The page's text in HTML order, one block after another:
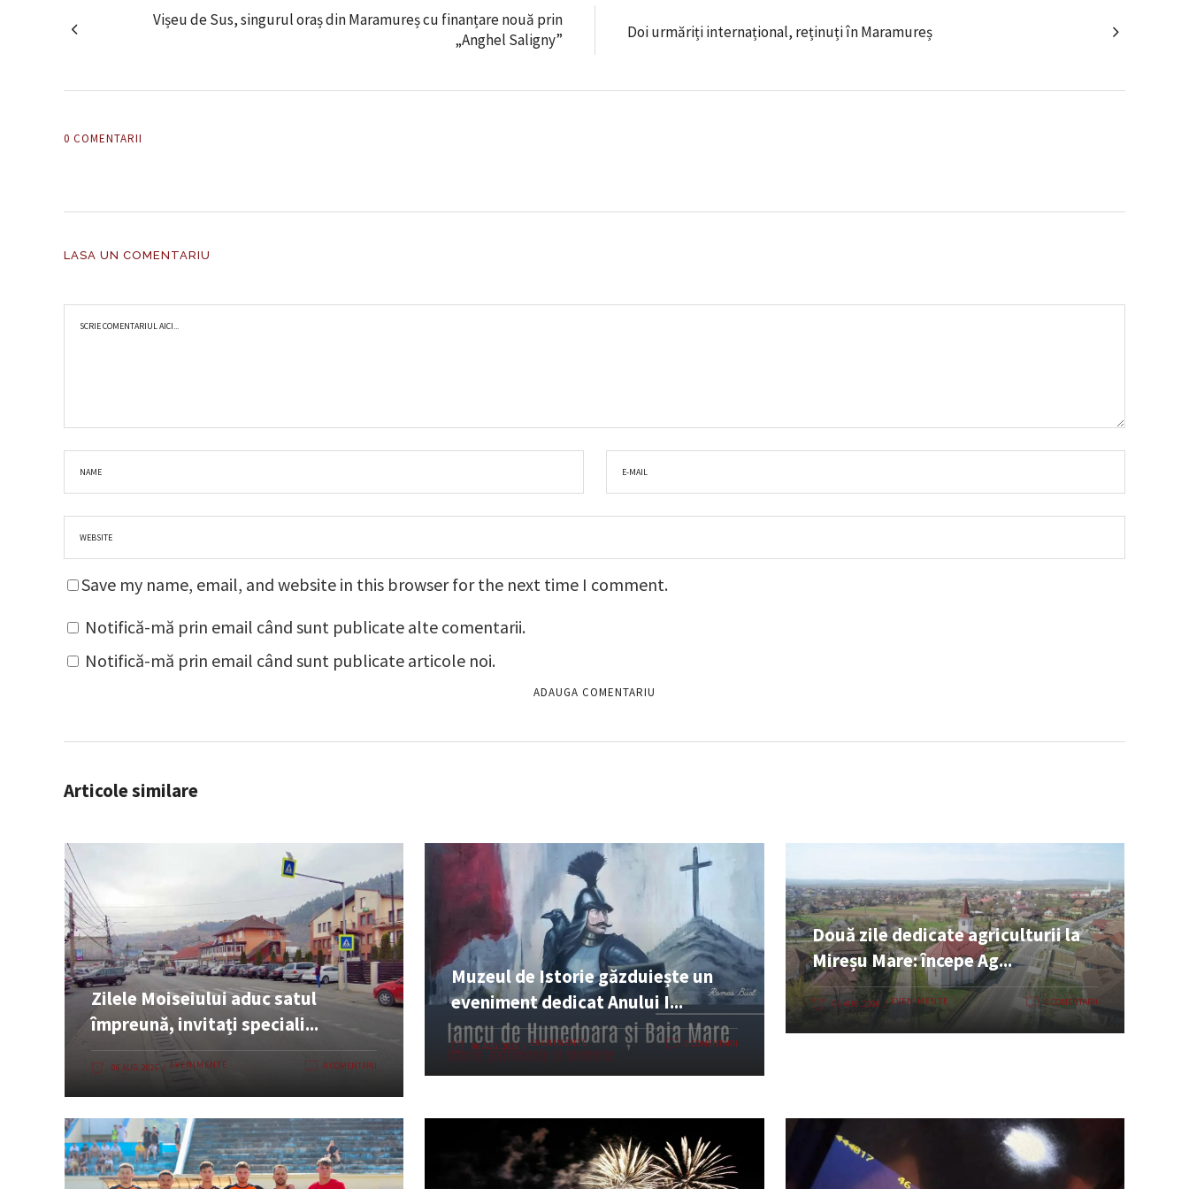
Vișeu de Sus, singurul oraș din Maramureș cu finanțare nouă prin
„Anghel Saligny”
Doi urmăriți internațional, reținuți în Maramureș
0 COMENTARII
LASA UN COMENTARIU
Save my name, email, and website in this browser for the next time I comment.
Notifică-mă prin email când sunt publicate alte comentarii.
Notifică-mă prin email când sunt publicate articole noi.
Articole similare
Zilele Moiseiului aduc satul
împreună, invitați speciali...
06 AUG. 2026 EVENIMENTE 0 COMENTARII
Muzeul de Istorie găzduiește un
eveniment dedicat Anului I...
06 AUG. 2026 EVENIMENTE 0 COMENTARII
Două zile dedicate agriculturii la
Mireșu Mare: începe Ag...
06 AUG. 2026 EVENIMENTE 0 COMENTARII